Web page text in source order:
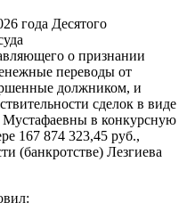
года Десятого
о признании
переводы от
должником, и
сделок в виде
Мустафаевны в конкурсную
167 874 323,45 руб.,
(банкротстве) Лезгиева